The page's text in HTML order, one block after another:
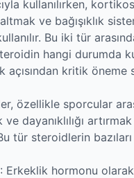
kullanılırken,
ve bağışıklık
Bu iki tür
hangi durumda
açısından kritik öneme
özellikle sporcular
dayanıklılığı
tür steroidlerin bazıları
: Erkeklik hormonu